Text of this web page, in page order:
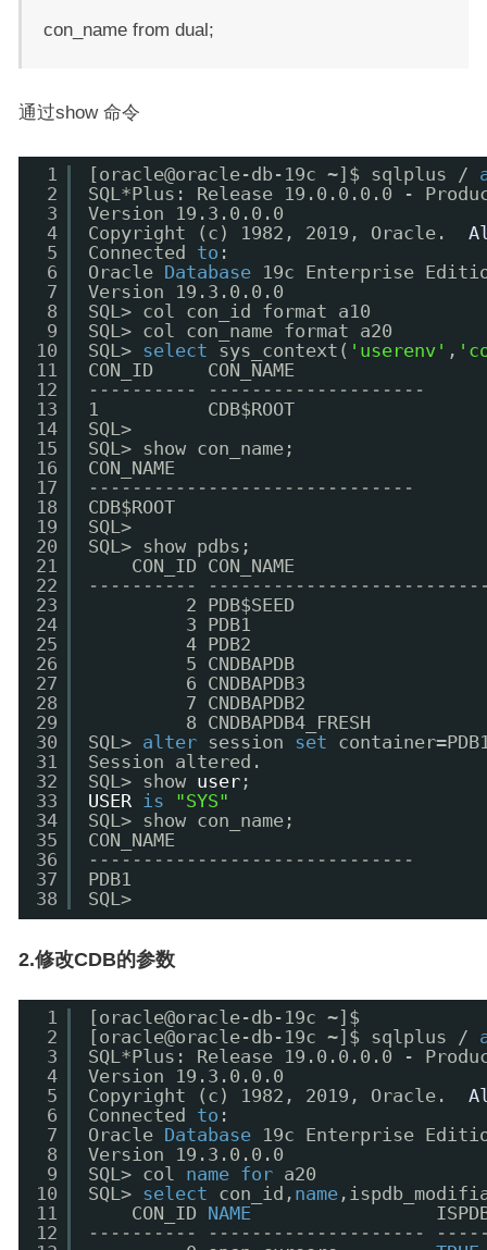
con_name from dual;
通过show 命令
1
2
3
4
5
6
7
8
9
10
11
12
13
14
15
16
17
18
19
20
21
22
23
24
25
26
27
28
29
30
31
32
33
34
35
36
37
38
[oracle@oracle-db-19c ~]$ sqlplus /
SQL*Plus: Release 19.0.0.0.0 -
Version 19.3.0.0.0
Copyright (c) 1982, 2019, Oracle.
Connected to :
Oracle Database
19c Enterprise
Version 19.3.0.0.0
SQL> col con_id format a10
SQL> col con_name format a20
SQL> select sys_context( 'userenv' ,
CON_ID     CON_NAME
---------- --------------------
1          CDB$ROOT
SQL>
SQL> show con_name;
CON_NAME
------------------------------
CDB$ROOT
SQL>
SQL> show pdbs;
CON_ID
----------
2
3
4 PDB2
5 CNDBAPDB
6 CNDBAPDB3
7 CNDBAPDB2
8
SQL> alter session set
Session altered.
SQL> show user ;
USER is
"SYS"
SQL> show con_name;
CON_NAME
------------------------------
PDB1
SQL>
2.修改CDB的参数
1
2
3
4
5
6
7
8
9
10
11
12
[oracle@oracle-db-19c ~]$
[oracle@oracle-db-19c ~]$ sqlplus /
SQL*Plus: Release 19.0.0.0.0 -
Version 19.3.0.0.0
Copyright (c) 1982, 2019, Oracle.
Connected to :
Oracle Database
19c Enterprise
Version 19.3.0.0.0
SQL> col name for a20
SQL> select con_id, name
CON_ID NAME
---------- --------------------